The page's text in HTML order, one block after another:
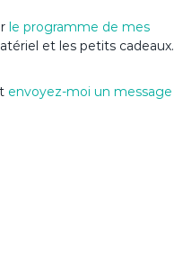
le programme de mes
et les petits cadeaux.
envoyez-moi un message